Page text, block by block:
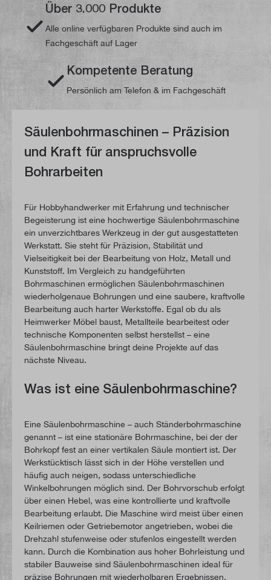
Über 3.000 Produkte
Alle online verfügbaren Produkte sind auch im
Fachgeschäft auf Lager
Kompetente Beratung
Persönlich am Telefon & im Fachgeschäft
Säulenbohrmaschinen – Präzision
und Kraft für anspruchsvolle
Bohrarbeiten
Für Hobbyhandwerker mit Erfahrung und technischer
Begeisterung ist eine hochwertige Säulenbohrmaschine
ein unverzichtbares Werkzeug in der gut ausgestatteten
Werkstatt. Sie steht für Präzision, Stabilität und
Vielseitigkeit bei der Bearbeitung von Holz, Metall und
Kunststoff. Im Vergleich zu handgeführten
Bohrmaschinen ermöglichen Säulenbohrmaschinen
wiederholgenaue Bohrungen und eine saubere, kraftvolle
Bearbeitung auch harter Werkstoffe. Egal ob du als
Heimwerker Möbel baust, Metallteile bearbeitest oder
technische Komponenten selbst herstellst – eine
Säulenbohrmaschine bringt deine Projekte auf das
nächste Niveau.
Was ist eine Säulenbohrmaschine?
Eine Säulenbohrmaschine – auch Ständerbohrmaschine
genannt – ist eine stationäre Bohrmaschine, bei der der
Bohrkopf fest an einer vertikalen Säule montiert ist. Der
Werkstücktisch lässt sich in der Höhe verstellen und
häufig auch neigen, sodass unterschiedliche
Winkelbohrungen möglich sind. Der Bohrvorschub erfolgt
über einen Hebel, was eine kontrollierte und kraftvolle
Bearbeitung erlaubt. Die Maschine wird meist über einen
Keilriemen oder Getriebemotor angetrieben, wobei die
Drehzahl stufenweise oder stufenlos eingestellt werden
kann. Durch die Kombination aus hoher Bohrleistung und
stabiler Bauweise sind Säulenbohrmaschinen ideal für
präzise Bohrungen mit wiederholbaren Ergebnissen.